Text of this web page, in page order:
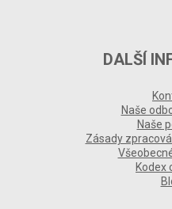
DALŠÍ
Naše
Naše
Zásady
Kodex